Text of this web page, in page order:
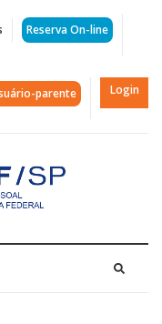
Reserva On-line
parente Login